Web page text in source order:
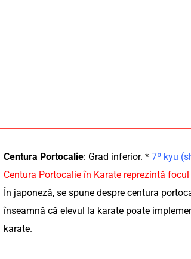
Centura Portocalie: Grad inferior. *7º kyu
Centura Portocalie în Karate reprezintă
În japoneză, se spune despre centura
înseamnă că elevul la karate poate
karate.